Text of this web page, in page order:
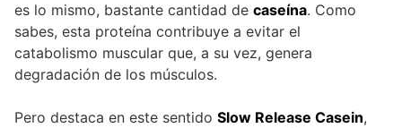
es lo mismo, bastante cantidad de caseína. Como
sabes, esta proteína contribuye a evitar el
catabolismo muscular que, a su vez, genera
degradación de los músculos.
Pero destaca en este sentido Slow Release Casein,